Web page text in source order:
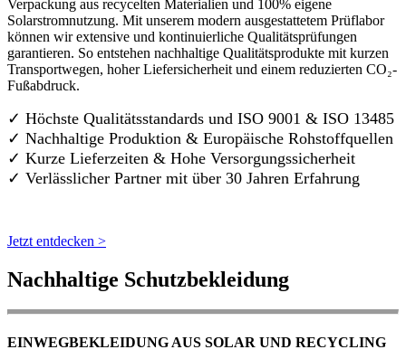
Verpackung aus recycelten Materialien und 100% eigene
Solarstromnutzung. Mit unserem modern ausgestattetem Prüflabor
können wir extensive und kontinuierliche Qualitätsprüfungen
garantieren. So entstehen nachhaltige Qualitätsprodukte mit kurzen
Transportwegen, hoher Liefersicherheit und einem reduzierten CO₂-
Fußabdruck.
✓ Höchste Qualitätsstandards und ISO 9001 & ISO 13485
✓ Nachhaltige Produktion & Europäische Rohstoffquellen
✓ Kurze Lieferzeiten & Hohe Versorgungssicherheit
✓ Verlässlicher Partner mit über 30 Jahren Erfahrung
Jetzt entdecken >
Nachhaltige Schutzbekleidung
EINWEGBEKLEIDUNG AUS SOLAR UND RECYCLING